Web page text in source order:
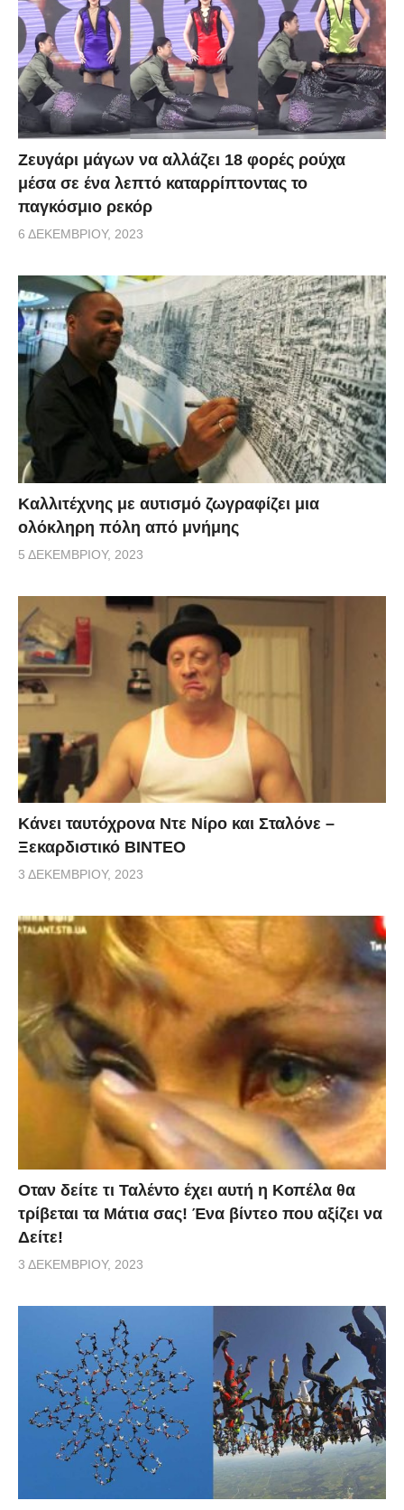
Zευγάρι μάγων να αλλάζει 18 φορές ρούχα
μέσα σε ένα λεπτό καταρρίπτοντας το
παγκόσμιο ρεκόρ
6 ΔΕΚΕΜΒΡΊΟΥ, 2023
Καλλιτέχνης με αυτισμό ζωγραφίζει μια
ολόκληρη πόλη από μνήμης
5 ΔΕΚΕΜΒΡΊΟΥ, 2023
Κάνει ταυτόχρονα Ντε Νίρο και Σταλόνε –
Ξεκαρδιστικό ΒΙΝΤΕΟ
3 ΔΕΚΕΜΒΡΊΟΥ, 2023
Οταν δείτε τι Ταλέντο έχει αυτή η Κοπέλα θα
τρίβεται τα Μάτια σας! Ένα βίντεο που αξίζει να
Δείτε!
3 ΔΕΚΕΜΒΡΊΟΥ, 2023